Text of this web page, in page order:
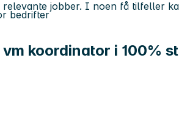
bedrifter
koordinator i 100%
jobber. I noen få tilfeller